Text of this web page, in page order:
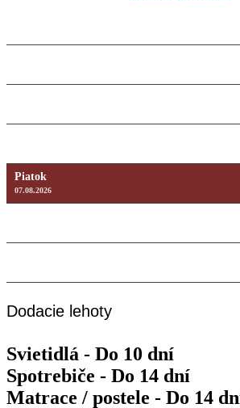
Piatok
07.08.2026
Dodacie lehoty
Svietidlá - Do 10 dní
Spotrebiče - Do 14 dní
Matrace / postele - Do 14